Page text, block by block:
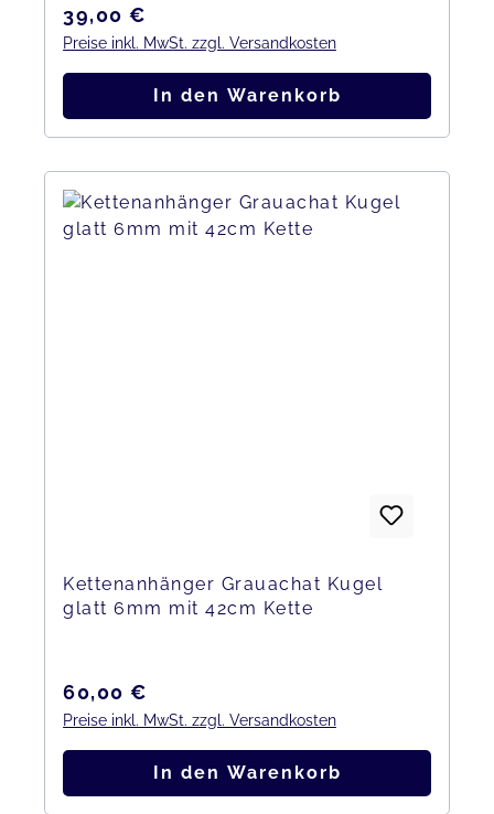
Regulärer Preis:
39,00 €
Preise inkl. MwSt. zzgl. Versandkosten
In den Warenkorb
Kettenanhänger Grauachat Kugel
glatt 6mm mit 42cm Kette
Regulärer Preis:
60,00 €
Preise inkl. MwSt. zzgl. Versandkosten
In den Warenkorb